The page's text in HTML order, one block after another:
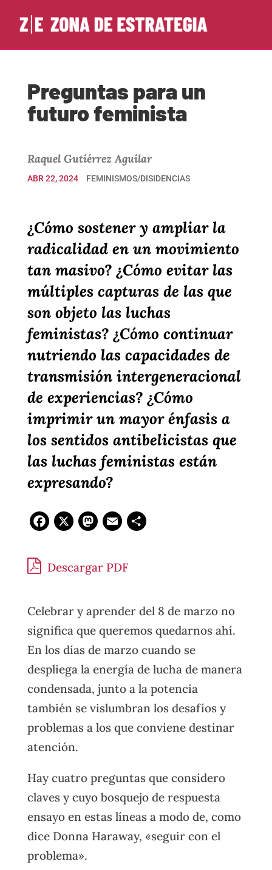
Preguntas para un
futuro feminista
Raquel Gutiérrez Aguilar
ABR 22, 2024 FEMINISMOS/DISIDENCIAS
¿Cómo sostener y ampliar la
radicalidad en un movimiento
tan masivo? ¿Cómo evitar las
múltiples capturas de las que
son objeto las luchas
feministas? ¿Cómo continuar
nutriendo las capacidades de
transmisión intergeneracional
de experiencias? ¿Cómo
imprimir un mayor énfasis a
los sentidos antibelicistas que
las luchas feministas están
expresando?
Facebook
X Mastodon
Email
Descargar PDF
Celebrar y aprender del 8 de marzo no
significa que queremos quedarnos ahí.
En los días de marzo cuando se
despliega la energía de lucha de manera
condensada, junto a la potencia
también se vislumbran los desafíos y
problemas a los que conviene destinar
atención.
Hay cuatro preguntas que considero
claves y cuyo bosquejo de respuesta
ensayo en estas líneas a modo de, como
dice Donna Haraway, «seguir con el
problema».